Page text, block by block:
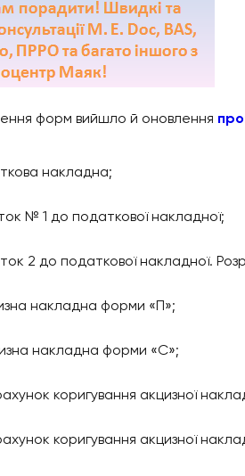
форм вийшло й оновлення
накладна;
№ 1 до податкової накладної;
2 до податкової накладної.
накладна форми «П»;
накладна форми «C»;
коригування акцизної
коригування акцизної